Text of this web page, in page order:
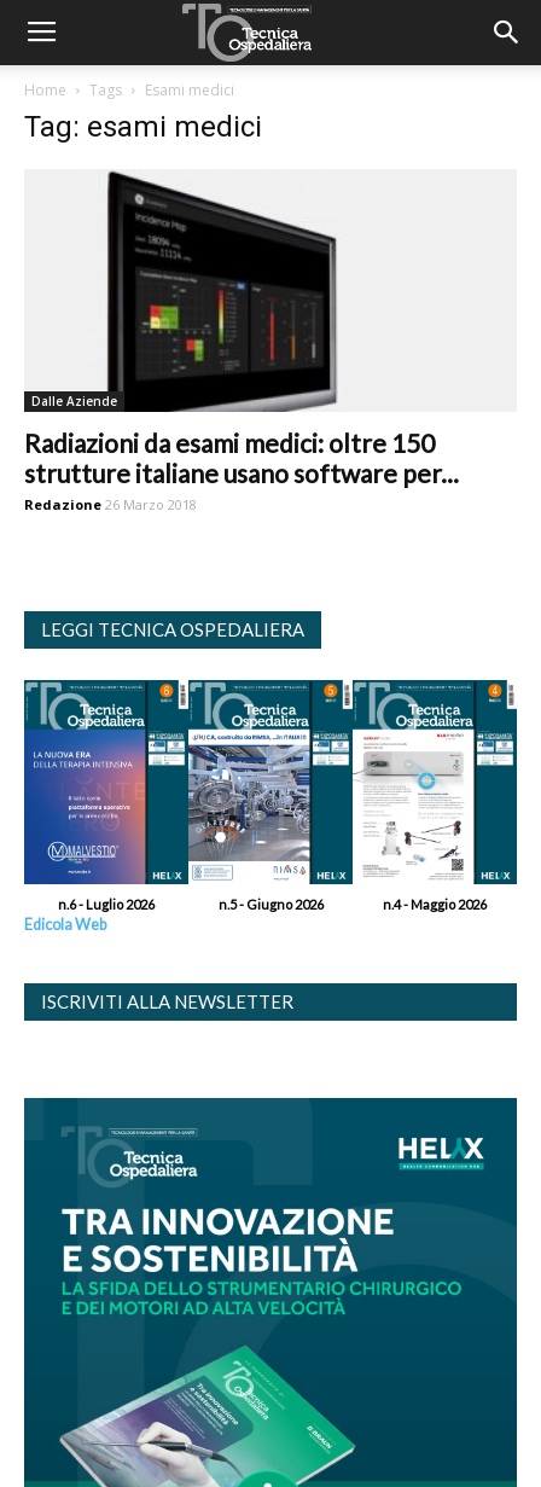
Home Tags Esami medici
Tag: esami medici
Dalle Aziende
Radiazioni da esami medici: oltre 150
strutture italiane usano software per...
Redazione 26 Marzo 2018
LEGGI TECNICA OSPEDALIERA
n.6 - Luglio 2026 n.5 - Giugno 2026 n.4 - Maggio 2026
Edicola Web
ISCRIVITI ALLA NEWSLETTER